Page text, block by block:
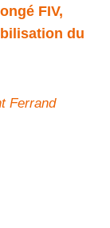
FIV,
du
Ferrand